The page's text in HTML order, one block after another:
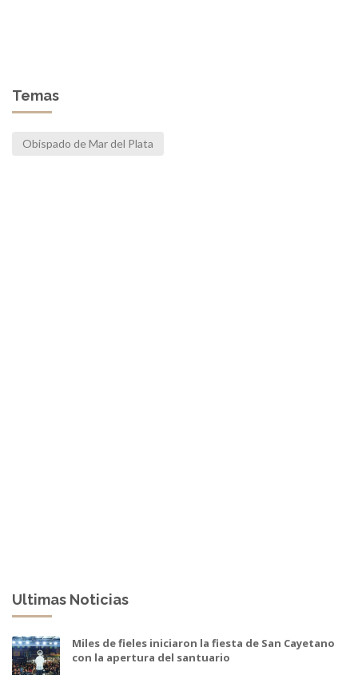
Temas
Obispado de Mar del Plata
Ultimas Noticias
Miles de fieles iniciaron la fiesta de San Cayetano
con la apertura del santuario